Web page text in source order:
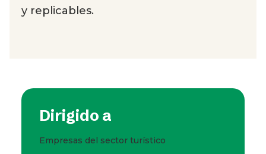
y replicables.
Dirigido a
Empresas del sector turístico